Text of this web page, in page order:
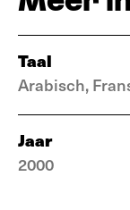
Taal
Arabisch,
Jaar
2000